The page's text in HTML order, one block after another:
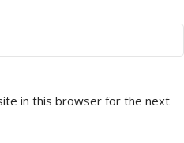
in this browser for the next